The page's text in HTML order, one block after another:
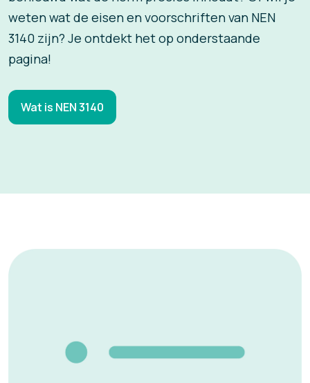
weten wat de eisen en voorschriften van NEN
3140 zijn? Je ontdekt het op onderstaande
pagina!
Wat is NEN 3140